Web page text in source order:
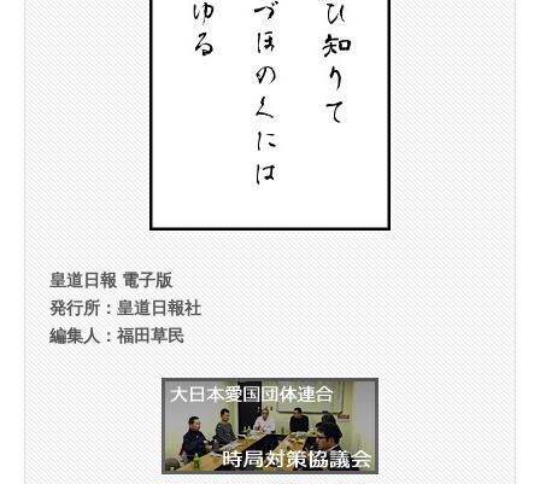
皇道日報 電子版
発行所：皇道日報社
編集人：福田草民